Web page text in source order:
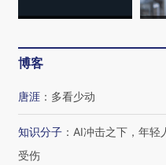
飞行员跨国走私7万
视线｜被称
广】走进第四届链博
博客
唐涯 ： 多看少动
知识分子 ： AI冲击之下，年轻
受伤